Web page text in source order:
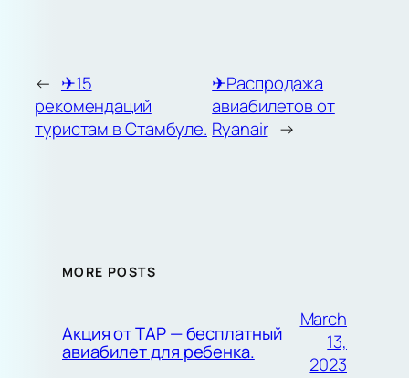
← ✈︎15
рекомендаций
туристам в Стамбуле.
✈︎Распродажа
авиабилетов от
Ryanair →
MORE POSTS
Акция от TAP — бесплатный
авиабилет для ребенка.
March
13,
2023